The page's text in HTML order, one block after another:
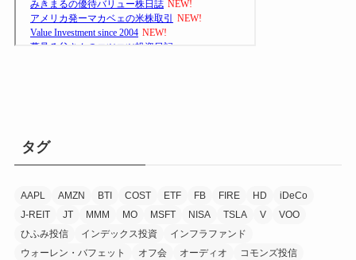
タグ
AAPL AMZN BTI COST ETF FB FIRE HD
iDeCo
J-REIT
JT MMM MO MSFT NISA TSLA V
VOO
ひふみ投信
インデックス投資
インフラファンド
ウォーレン・バフェット
オフ会 オーディオ
コモンズ投信